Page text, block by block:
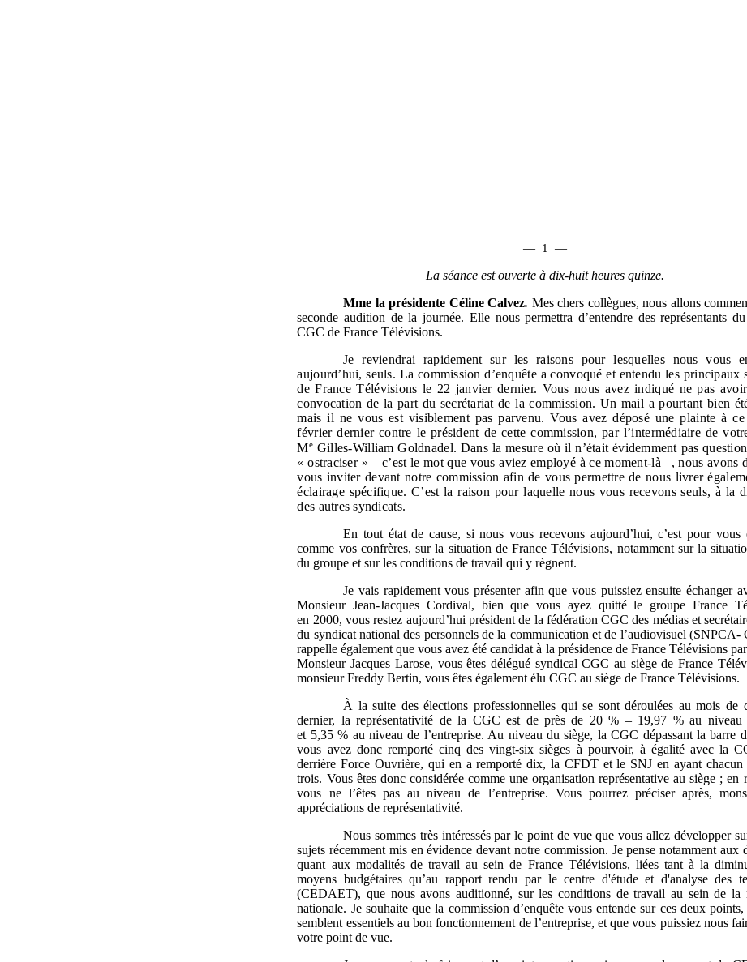
— 1 —
La séance est ouverte à dix-huit heures quinze.
Mme la présidente Céline Calvez. Mes chers collègues, nous allons
seconde audition de la journée. Elle nous permettra d’entendre des représentants
CGC de France Télévisions.
Je reviendrai rapidement sur les raisons pour lesquelles nous vous
aujourd’hui, seuls. La commission d’enquête a convoqué et entendu les principaux
de France Télévisions le 22 janvier dernier. Vous nous avez indiqué ne pas
convocation de la part du secrétariat de la commission. Un mail a pourtant bien
mais il ne vous est visiblement pas parvenu. Vous avez déposé une plainte à
février dernier contre le président de cette commission, par l’intermédiaire de
Me Gilles-William Goldnadel. Dans la mesure où il n’était évidemment pas
« ostraciser » – c’est le mot que vous aviez employé à ce moment-là –, nous avons
vous inviter devant notre commission afin de vous permettre de nous livrer
éclairage spécifique. C’est la raison pour laquelle nous vous recevons seuls, à la
des autres syndicats.
En tout état de cause, si nous vous recevons aujourd’hui, c’est pour vous
comme vos confrères, sur la situation de France Télévisions, notamment sur la
du groupe et sur les conditions de travail qui y règnent.
Je vais rapidement vous présenter afin que vous puissiez ensuite échanger
Monsieur Jean-Jacques Cordival, bien que vous ayez quitté le groupe France
en 2000, vous restez aujourd’hui président de la fédération CGC des médias et
du syndicat national des personnels de la communication et de l’audiovisuel (SNPCA-
rappelle également que vous avez été candidat à la présidence de France Télévisions
Monsieur Jacques Larose, vous êtes délégué syndical CGC au siège de France
monsieur Freddy Bertin, vous êtes également élu CGC au siège de France Télévisions.
À la suite des élections professionnelles qui se sont déroulées au mois de
dernier, la représentativité de la CGC est de près de 20 % – 19,97 % au niveau
et 5,35 % au niveau de l’entreprise. Au niveau du siège, la CGC dépassant la barre
vous avez donc remporté cinq des vingt-six sièges à pourvoir, à égalité avec la
derrière Force Ouvrière, qui en a remporté dix, la CFDT et le SNJ en ayant chacun
trois. Vous êtes donc considérée comme une organisation représentative au siège ; en
vous ne l’êtes pas au niveau de l’entreprise. Vous pourrez préciser après,
appréciations de représentativité.
Nous sommes très intéressés par le point de vue que vous allez développer
sujets récemment mis en évidence devant notre commission. Je pense notamment aux
quant aux modalités de travail au sein de France Télévisions, liées tant à la
moyens budgétaires qu’au rapport rendu par le centre d'étude et d'analyse des
(CEDAET), que nous avons auditionné, sur les conditions de travail au sein de la
nationale. Je souhaite que la commission d’enquête vous entende sur ces deux
semblent essentiels au bon fonctionnement de l’entreprise, et que vous puissiez nous
votre point de vue.